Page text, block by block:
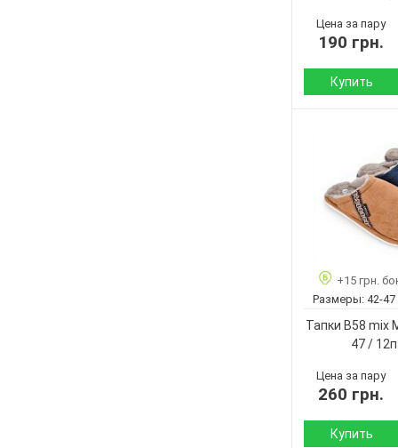
Цена за пару
190 грн.
Купить
Материал
Подошва :
Страна
производитель:
Артикул:
Размер:
+15 грн.
Размеры: 42-47
Тапки B58 mix
47 /
Цена за пару
260 грн.
Купить